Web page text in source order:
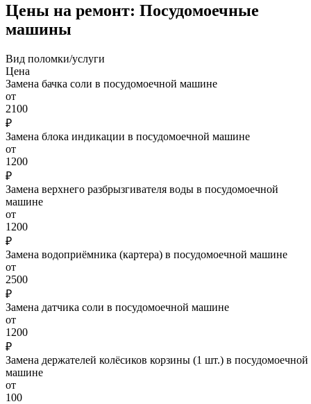
Цены на ремонт: Посудомоечные
машины
Вид поломки/услуги
Цена
Замена бачка соли в посудомоечной машине
от
2100
₽
Замена блока индикации в посудомоечной машине
от
1200
₽
Замена верхнего разбрызгивателя воды в посудомоечной
машине
от
1200
₽
Замена водоприёмника (картера) в посудомоечной машине
от
2500
₽
Замена датчика соли в посудомоечной машине
от
1200
₽
Замена держателей колёсиков корзины (1 шт.) в посудомоечной
машине
от
100